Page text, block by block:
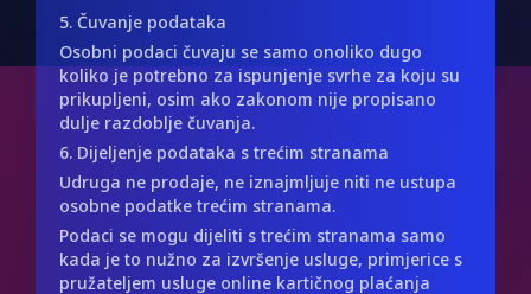
5. Čuvanje podataka
Osobni podaci čuvaju se samo onoliko dugo
koliko je potrebno za ispunjenje svrhe za koju su
prikupljeni, osim ako zakonom nije propisano
dulje razdoblje čuvanja.
6. Dijeljenje podataka s trećim stranama
Udruga ne prodaje, ne iznajmljuje niti ne ustupa
osobne podatke trećim stranama.
Podaci se mogu dijeliti s trećim stranama samo
kada je to nužno za izvršenje usluge, primjerice s
pružateljem usluge online kartičnog plaćanja